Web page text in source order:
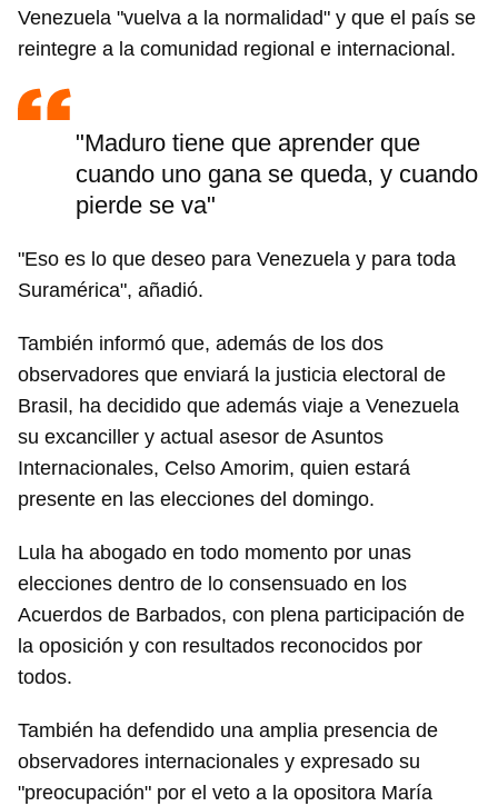
Venezuela "vuelva a la normalidad" y que el país se
reintegre a la comunidad regional e internacional.
"Maduro tiene que aprender que
cuando uno gana se queda, y cuando
pierde se va"
"Eso es lo que deseo para Venezuela y para toda
Suramérica", añadió.
También informó que, además de los dos
observadores que enviará la justicia electoral de
Brasil, ha decidido que además viaje a Venezuela
su excanciller y actual asesor de Asuntos
Internacionales, Celso Amorim, quien estará
presente en las elecciones del domingo.
Lula ha abogado en todo momento por unas
elecciones dentro de lo consensuado en los
Acuerdos de Barbados, con plena participación de
la oposición y con resultados reconocidos por
todos.
También ha defendido una amplia presencia de
observadores internacionales y expresado su
"preocupación" por el veto a la opositora María